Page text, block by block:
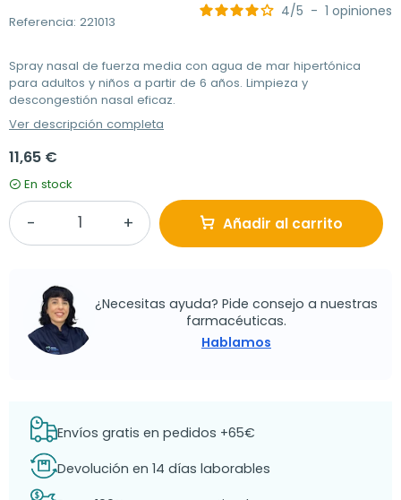
Referencia: 221013
4/5 - 1 opiniones
Spray nasal de fuerza media con agua de mar hipertónica
para adultos y niños a partir de 6 años. Limpieza y
descongestión nasal eficaz.
Ver descripción completa
11,65 €
En stock
Añadir al carrito
¿Necesitas ayuda? Pide consejo a nuestras
farmacéuticas.
Hablamos
Envíos gratis en pedidos +65€
Devolución en 14 días laborables